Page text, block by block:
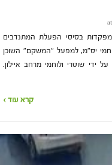
בסיסי הפעלת המתנדבים
יס"מ, למפעל "המשקם" השוכן
ידי שוטרי ולוחמי מרחב איילון.
קרא עוד ›